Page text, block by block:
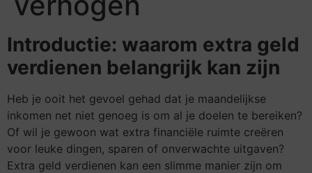
Introductie: waarom extra geld
verdienen belangrijk kan zijn
Heb je ooit het gevoel gehad dat je maandelijkse
inkomen net niet genoeg is om al je doelen te bereiken?
Of wil je gewoon wat extra financiële ruimte creëren
voor leuke dingen, sparen of onverwachte uitgaven?
Extra geld verdienen kan een slimme manier zijn om